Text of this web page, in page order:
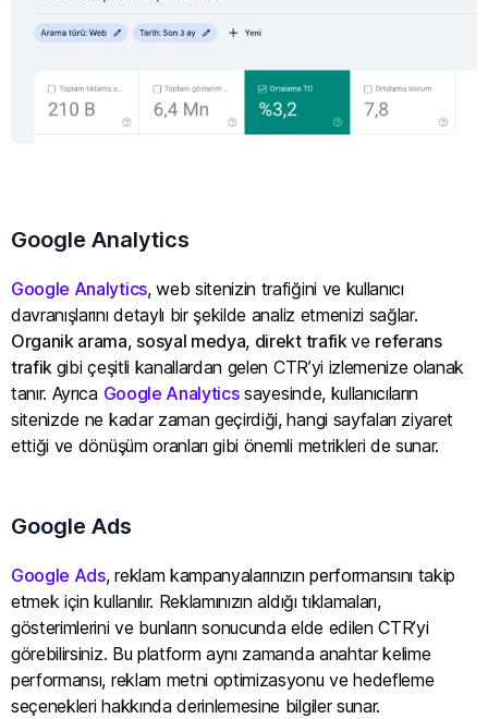
Google Analytics
Google Analytics, web sitenizin trafiğini ve kullanıcı
davranışlarını detaylı bir şekilde analiz etmenizi sağlar.
Organik arama, sosyal medya, direkt trafikve referans
trafik gibi çeşitli kanallardan gelen CTR’yi izlemenize olanak
tanır. Ayrıca Google Analyticssayesinde, kullanıcıların
sitenizde ne kadar zaman geçirdiği, hangi sayfaları ziyaret
ettiği ve dönüşüm oranları gibi önemli metrikleri de sunar.
Google Ads
Google Ads, reklam kampanyalarınızın performansını takip
etmek için kullanılır. Reklamınızın aldığı tıklamaları,
gösterimlerini ve bunların sonucunda elde edilen CTR’yi
görebilirsiniz. Bu platform aynı zamanda anahtar kelime
performansı, reklam metni optimizasyonu ve hedefleme
seçenekleri hakkında derinlemesine bilgiler sunar.